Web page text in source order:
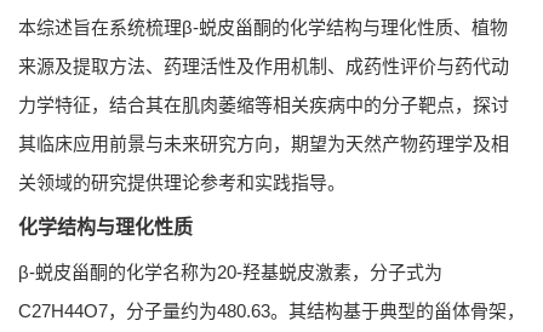
本综述旨在系统梳理β-蜕皮甾酮的化学结构与理化性质、植物
来源及提取方法、药理活性及作用机制、成药性评价与药代动
力学特征，结合其在肌肉萎缩等相关疾病中的分子靶点，探讨
其临床应用前景与未来研究方向，期望为天然产物药理学及相
关领域的研究提供理论参考和实践指导。
化学结构与理化性质
β-蜕皮甾酮的化学名称为20-羟基蜕皮激素，分子式为
C27H44O7，分子量约为480.63。其结构基于典型的甾体骨架，